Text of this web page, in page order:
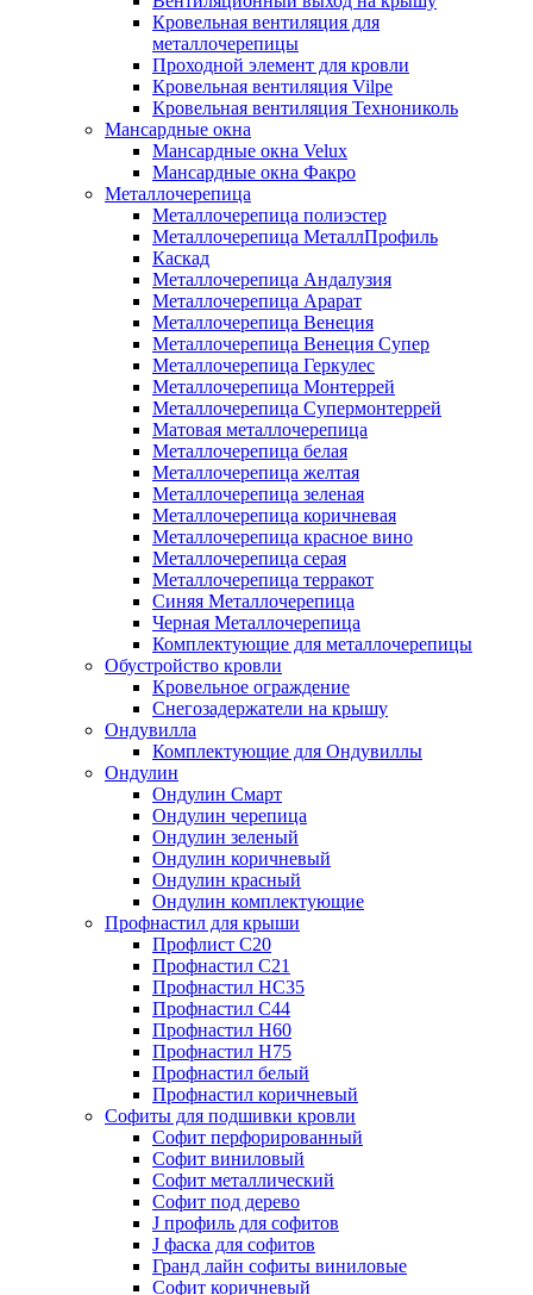
Кровельная вентиляция для
металлочерепицы
Проходной элемент для кровли
Кровельная вентиляция Vilpe
Кровельная вентиляция Технониколь
Мансардные окна
Мансардные окна Velux
Мансардные окна Факро
Металлочерепица
Металлочерепица полиэстер
Металлочерепица МеталлПрофиль
Каскад
Металлочерепица Андалузия
Металлочерепица Арарат
Металлочерепица Венеция
Металлочерепица Венеция Супер
Металлочерепица Геркулес
Металлочерепица Монтеррей
Металлочерепица Супермонтеррей
Матовая металлочерепица
Металлочерепица белая
Металлочерепица желтая
Металлочерепица зеленая
Металлочерепица коричневая
Металлочерепица красное вино
Металлочерепица серая
Металлочерепица терракот
Синяя Металлочерепица
Черная Металлочерепица
Комплектующие для металлочерепицы
Обустройство кровли
Кровельное ограждение
Снегозадержатели на крышу
Ондувилла
Комплектующие для Ондувиллы
Ондулин
Ондулин Смарт
Ондулин черепица
Ондулин зеленый
Ондулин коричневый
Ондулин красный
Ондулин комплектующие
Профнастил для крыши
Профлист С20
Профнастил С21
Профнастил НС35
Профнастил С44
Профнастил Н60
Профнастил Н75
Профнастил белый
Профнастил коричневый
Софиты для подшивки кровли
Cофит перфорированный
Софит виниловый
Софит металлический
Софит под дерево
J профиль для софитов
J фаска для софитов
Гранд лайн софиты виниловые
Софит коричневый